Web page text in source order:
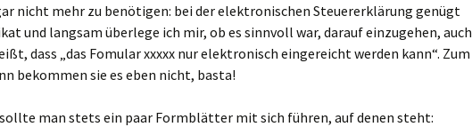
nicht mehr zu benötigen: bei der elektronischen Steuererklärung genügt
und langsam überlege ich mir, ob es sinnvoll war, darauf einzugehen, auch
dass „das Fomular xxxxx nur elektronisch eingereicht werden kann“. Zum
bekommen sie es eben nicht, basta!
man stets ein paar Formblätter mit sich führen, auf denen steht: